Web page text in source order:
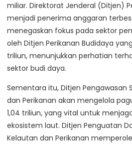
miliar. Direktorat Jenderal (Ditjen)
menjadi penerima anggaran
menegaskan fokus pada sektor
oleh Ditjen Perikanan Budidaya
triliun, menunjukkan perhatian
sektor budi daya.
Sementara itu, Ditjen Pengawasan
dan Perikanan akan mengelola
1,04 triliun, yang vital untuk
ekosistem laut. Ditjen Penguatan
Kelautan dan Perikanan